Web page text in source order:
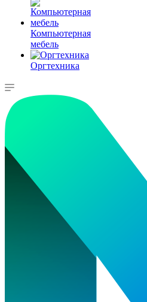
Компьютерная
мебель
Оргтехника